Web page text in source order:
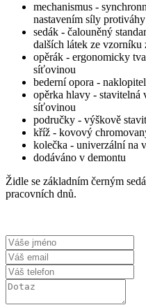
mechanismus -
nastavením síly
sedák - čalouněný
dalších látek ze vzorníku
opěrák - ergonomicky
síťovinou
bederní opora -
opěrka hlavy - stavitelná
síťovinou
područky - výškově
kříž - kovový
kolečka - univerzální na
dodáváno v demontu
Židle se základním černým
pracovních dnů.